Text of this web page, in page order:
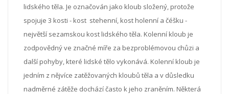
lidského těla. Je označován jako kloub složený, protože
spojuje 3 kosti - kost stehenní, kost holenní a čéšku -
největší sezamskou kost lidského těla. Kolenní kloub je
zodpovědný ve značné míře za bezproblémovou chůzi a
další pohyby, které lidské tělo vykonává. Kolenní kloub je
jedním z nějvíce zatěžovaných kloubů těla a v důsledku
nadměrné zátěže dochází často k jeho zraněním. Některá